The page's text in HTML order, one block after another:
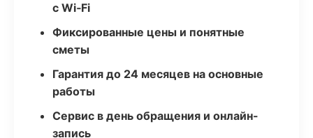
с Wi‑Fi
Фиксированные цены и понятные
сметы
Гарантия до 24 месяцев на основные
работы
Сервис в день обращения и онлайн-
запись